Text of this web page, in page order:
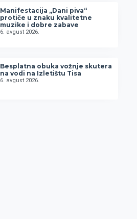
Manifestacija „Dani piva“
protiče u znaku kvalitetne
muzike i dobre zabave
6. avgust 2026.
Besplatna obuka vožnje skutera
na vodi na Izletištu Tisa
6. avgust 2026.